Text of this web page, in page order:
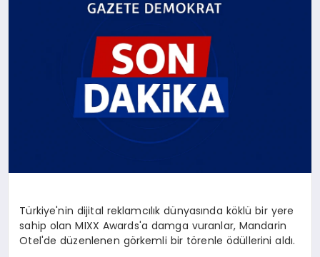
Türkiye'nin dijital reklamcılık dünyasında köklü bir yere
sahip olan MIXX Awards'a damga vuranlar, Mandarin
Otel'de düzenlenen görkemli bir törenle ödüllerini aldı.